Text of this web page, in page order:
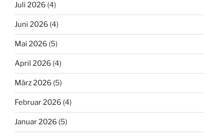
Juli 2026 (4)
Juni 2026 (4)
Mai 2026 (5)
April 2026 (4)
März 2026 (5)
Februar 2026 (4)
Januar 2026 (5)